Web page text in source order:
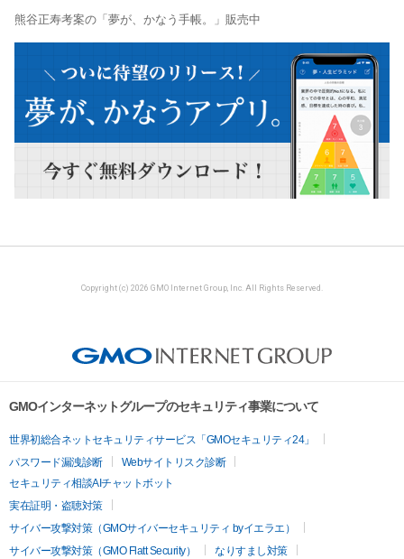
熊谷正寿考案の「夢が、かなう手帳。」販売中
Copyright (c) 2026 GMO Internet Group, Inc. All Rights Reserved.
GMOインターネットグループのセキュリティ事業について
世界初総合ネットセキュリティサービス「GMOセキュリティ24」
パスワード漏洩診断
Webサイトリスク診断
セキュリティ相談AIチャットボット
実在証明・盗聴対策
サイバー攻撃対策（GMOサイバーセキュリティ byイエラエ）
サイバー攻撃対策（GMO Flatt Security）
なりすまし対策